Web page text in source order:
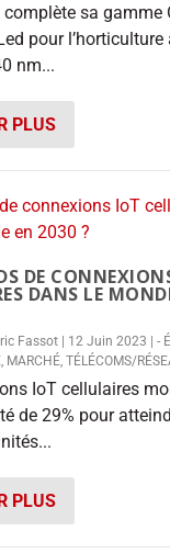
sa gamme
pour l’horticulture
nm...
PLUS
DE
DANS LE
Fassot| 12 Juin 2023 -
, MARCHÉ, TÉLÉCOMS/
IoT cellulaires
de 29% pour
PLUS